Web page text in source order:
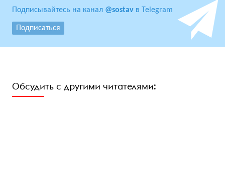
Подписывайтесь на канал @sostav в Telegram
Подписаться
Обсудить с другими читателями: